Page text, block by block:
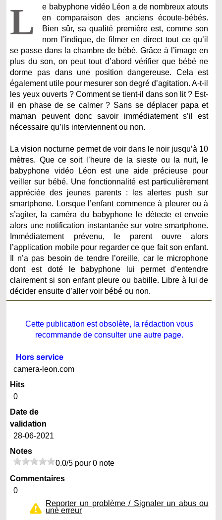
L
e babyphone vidéo Léon a de nombreux atouts
en comparaison des anciens écoute-bébés.
Bien sûr, sa qualité première est, comme son
nom l’indique, de filmer en direct tout ce qu’il
se passe dans la chambre de bébé. Grâce à l’image en
plus du son, on peut tout d’abord vérifier que bébé ne
dorme pas dans une position dangereuse. Cela est
également utile pour mesurer son degré d’agitation. A-t-il
les yeux ouverts ? Comment se tient-il dans son lit ? Est-
il en phase de se calmer ? Sans se déplacer papa et
maman peuvent donc savoir immédiatement s’il est
nécessaire qu’ils interviennent ou non.
La vision nocturne permet de voir dans le noir jusqu’à 10
mètres. Que ce soit l’heure de la sieste ou la nuit, le
babyphone vidéo Léon est une aide précieuse pour
veiller sur bébé. Une fonctionnalité est particulièrement
appréciée des jeunes parents : les alertes push sur
smartphone. Lorsque l’enfant commence à pleurer ou à
s’agiter, la caméra du babyphone le détecte et envoie
alors une notification instantanée sur votre smartphone.
Immédiatement prévenu, le parent ouvre alors
l’application mobile pour regarder ce que fait son enfant.
Il n’a pas besoin de tendre l’oreille, car le microphone
dont est doté le babyphone lui permet d’entendre
clairement si son enfant pleure ou babille. Libre à lui de
décider ensuite d’aller voir bébé ou non.
Cette publication est obsolète, la rédaction vous
recommande de consulter une autre page.
Hors service
camera-leon.com
Hits
0
Date de
validation
28-06-2021
Notes
0.0/5 pour 0 note
Commentaires
0
Reporter un problème / Signaler un abus ou
une erreur